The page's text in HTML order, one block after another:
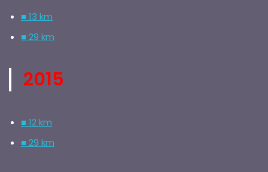
■ 13 km
■ 29 km
2015
■ 12 km
■ 29 km